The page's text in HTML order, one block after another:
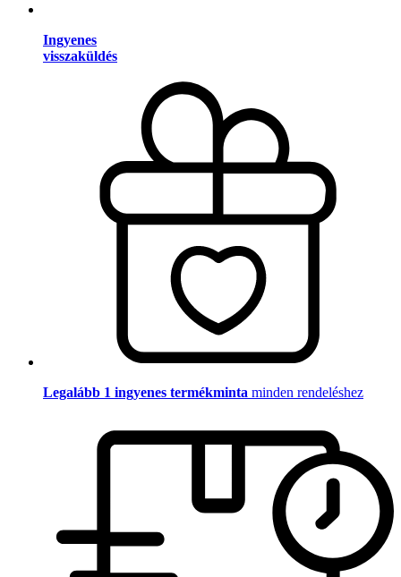
Ingyenes
visszaküldés
Legalább 1 ingyenes termékminta minden rendeléshez